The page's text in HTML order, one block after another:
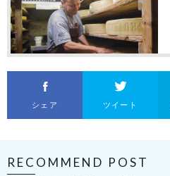
シェア ツイート
RECOMMEND POST